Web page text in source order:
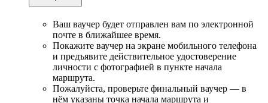
Ваш ваучер будет отправлен вам по электронной
почте в ближайшее время.
Покажите ваучер на экране мобильного телефона
и предъявите действительное удостоверение
личности с фотографией в пункте начала
маршрута.
Пожалуйста, проверьте финальный ваучер — в
нём указаны точка начала маршрута и